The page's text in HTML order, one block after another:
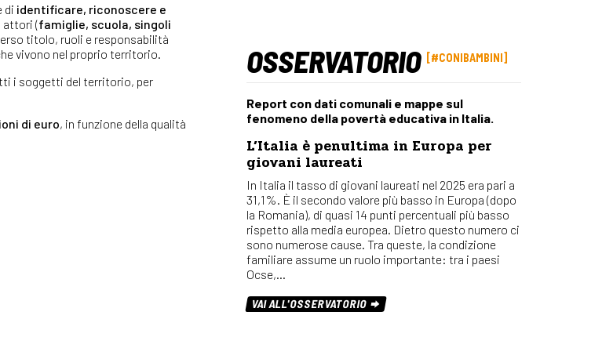
di identificare, riconoscere e
attori (famiglie, scuola, singoli
titolo, ruoli e responsabilità
vivono nel proprio territorio.
i soggetti del territorio, per
di euro, in funzione della qualità
OSSERVATORIO #CONIBAMBINI
Report con dati comunali e mappe sul
fenomeno della povertà educativa in Italia.
L’Italia è penultima in Europa per
giovani laureati
In Italia il tasso di giovani laureati nel 2025 era pari a
31,1%. È il secondo valore più basso in Europa (dopo
la Romania), di quasi 14 punti percentuali più basso
rispetto alla media europea. Dietro questo numero ci
sono numerose cause. Tra queste, la condizione
familiare assume un ruolo importante: tra i paesi
Ocse,…
VAI ALL'OSSERVATORIO